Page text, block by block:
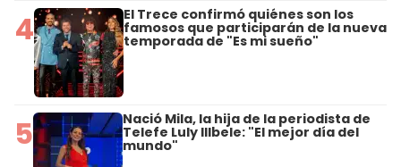
4 El Trece confirmó quiénes son los
famosos que participarán de la nueva
temporada de "Es mi sueño"
5 Nació Mila, la hija de la periodista de
Telefe Luly Illbele: "El mejor día del
mundo"